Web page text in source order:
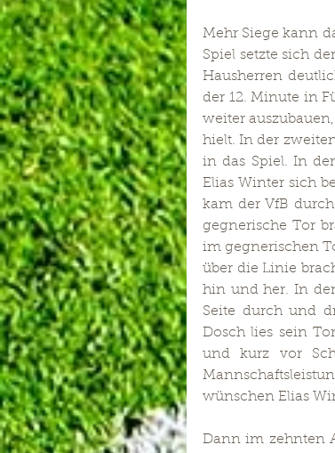
Mehr Siege kann
Spiel setzte sich
Hausherren
der 12. Minute in
weiter
hielt. In der
in das Spiel. In
Elias Winter sich
kam der VfB
gegnerische Tor
im gegnerischen
über die Linie
hin und her. In der
Seite durch und
Dosch lies sein
und kurz vor
wünschen Elias
Dann im zehnten